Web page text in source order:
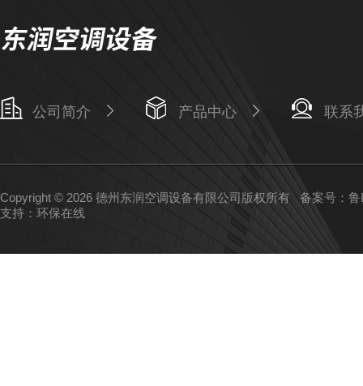
公司简介 产品中心 联系
Copyright © 2026 德州东润空调设备有限公司版权所有备案号：
支持： 环保在线